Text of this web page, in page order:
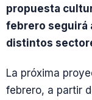
propuesta
febrero seguirá
distintos
La próxima
febrero, a partir